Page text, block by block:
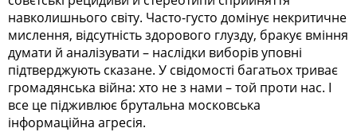
навколишнього світу. Часто-густо домінує некритичне
мислення, відсутність здорового глузду, бракує вміння
думати й аналізувати – наслідки виборів уповні
підтверджують сказане. У свідомості багатьох триває
громадянська війна: хто не з нами – той проти нас. І
все це підживлює брутальна московська
інформаційна агресія.